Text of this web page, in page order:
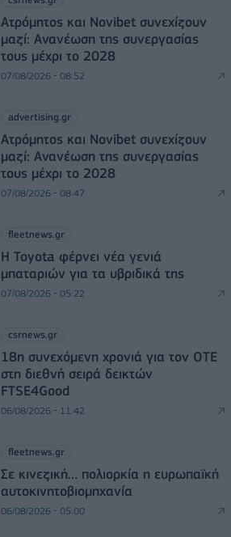
Ατρόμητος και Novibet συνεχίζουν
μαζί: Ανανέωση της συνεργασίας
τους μέχρι το 2028
07/08/2026 - 08:52
advertising.gr
Ατρόμητος και Novibet συνεχίζουν
μαζί: Ανανέωση της συνεργασίας
τους μέχρι το 2028
07/08/2026 - 08:47
fleetnews.gr
Η Toyota φέρνει νέα γενιά
μπαταριών για τα υβριδικά της
07/08/2026 - 05:22
csrnews.gr
18η συνεχόμενη χρονιά για τον ΟΤΕ
στη διεθνή σειρά δεικτών
FTSE4Good
06/08/2026 - 11:42
fleetnews.gr
Σε κινεζική… πολιορκία η ευρωπαϊκή
αυτοκινητοβιομηχανία
06/08/2026 - 05:00